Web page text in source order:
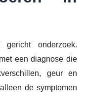
onderzoek.
een diagnose die
geur en
de symptomen